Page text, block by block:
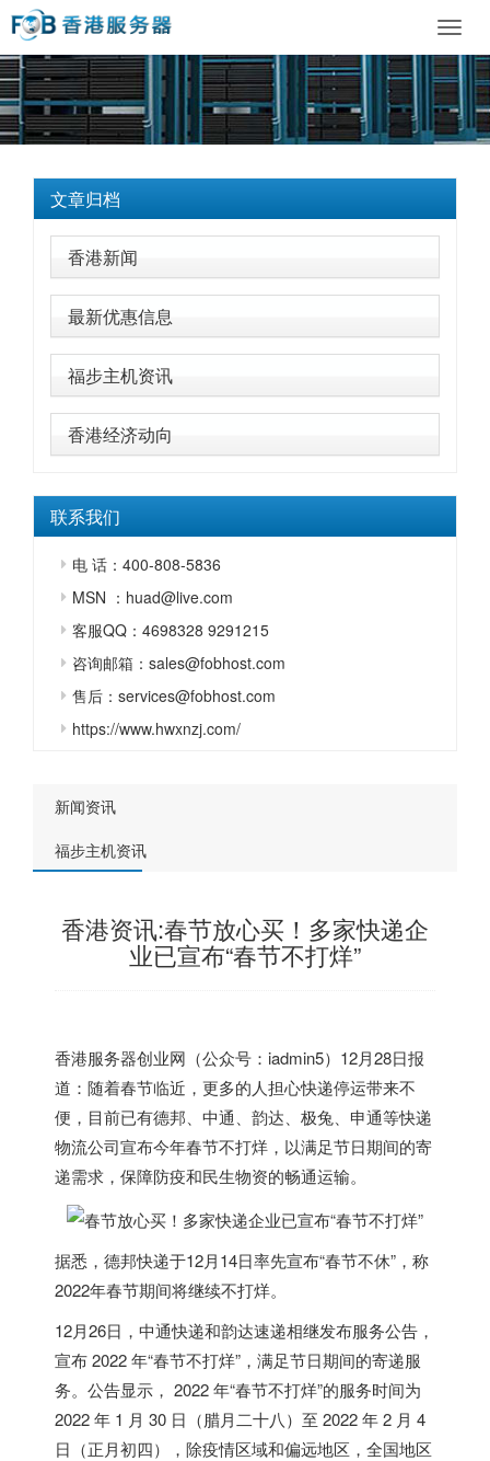
文章归档
香港新闻
最新优惠信息
福步主机资讯
香港经济动向
联系我们
电 话：400-808-5836
MSN ：huad@live.com
客服QQ：4698328 9291215
咨询邮箱：sales@fobhost.com
售后：services@fobhost.com
https://www.hwxnzj.com/
新闻资讯
福步主机资讯
香港资讯:春节放心买！多家快递企
业已宣布“春节不打烊”
香港服务器创业网（公众号：iadmin5）12月28日报
道：随着春节临近，更多的人担心快递停运带来不
便，目前已有德邦、中通、韵达、极兔、申通等快递
物流公司宣布今年春节不打烊，以满足节日期间的寄
递需求，保障防疫和民生物资的畅通运输。
据悉，德邦快递于12月14日率先宣布“春节不休”，称
2022年春节期间将继续不打烊。
12月26日，中通快递和韵达速递相继发布服务公告，
宣布 2022 年“春节不打烊”，满足节日期间的寄递服
务。公告显示， 2022 年“春节不打烊”的服务时间为
2022 年 1 月 30 日（腊月二十八）至 2022 年 2 月 4
日（正月初四），除疫情区域和偏远地区，全国地区